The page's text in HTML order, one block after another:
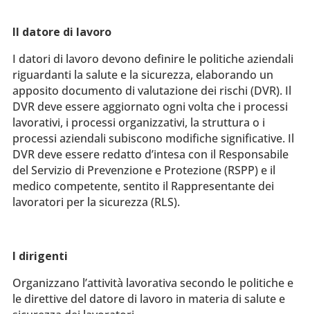
Il datore di lavoro
I datori di lavoro devono definire le politiche aziendali
riguardanti la salute e la sicurezza, elaborando un
apposito documento di valutazione dei rischi (DVR). Il
DVR deve essere aggiornato ogni volta che i processi
lavorativi, i processi organizzativi, la struttura o i
processi aziendali subiscono modifiche significative. Il
DVR deve essere redatto d’intesa con il Responsabile
del Servizio di Prevenzione e Protezione (RSPP) e il
medico competente, sentito il Rappresentante dei
lavoratori per la sicurezza (RLS).
I dirigenti
Organizzano l’attività lavorativa secondo le politiche e
le direttive del datore di lavoro in materia di salute e